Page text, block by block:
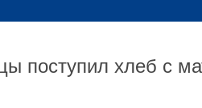
поступил хлеб с